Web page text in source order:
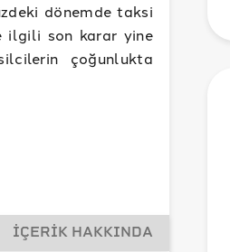
dönemde taksi
ilgili son karar yine
çoğunlukta
İÇERİK HAKKINDA